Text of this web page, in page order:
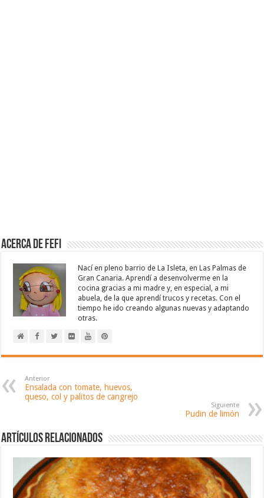
Acerca de Fefi
Nací en pleno barrio de La Isleta, en Las Palmas de
Gran Canaria. Aprendí a desenvolverme en la
cocina gracias a mi madre y, en especial, a mi
abuela, de la que aprendí trucos y recetas. Con el
tiempo he ido creando algunas nuevas y adaptando
otras.
Anterior
Ensalada con tomate, huevos,
queso, col y palitos de cangrejo
Siguiente
Pudin de limón
Artículos relacionados